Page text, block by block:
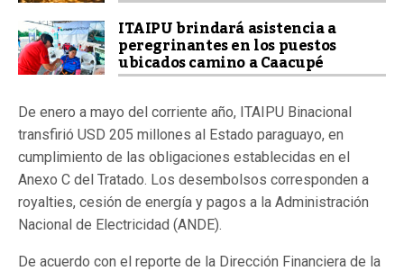
ITAIPU brindará asistencia a
peregrinantes en los puestos
ubicados camino a Caacupé
De enero a mayo del corriente año, ITAIPU Binacional
transfirió USD 205 millones al Estado paraguayo, en
cumplimiento de las obligaciones establecidas en el
Anexo C del Tratado. Los desembolsos corresponden a
royalties, cesión de energía y pagos a la Administración
Nacional de Electricidad (ANDE).
De acuerdo con el reporte de la Dirección Financiera de la